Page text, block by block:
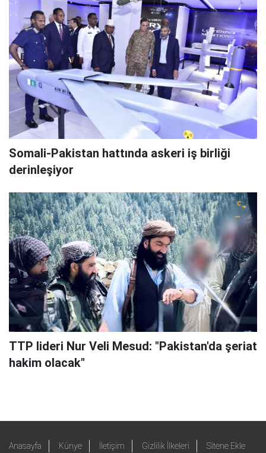
Somali-Pakistan hattında askeri iş birliği
derinleşiyor
TTP lideri Nur Veli Mesud: "Pakistan'da şeriat
hakim olacak"
Anasayfa Künye İletişim Gizlilik İlkeleri Sitene Ekle